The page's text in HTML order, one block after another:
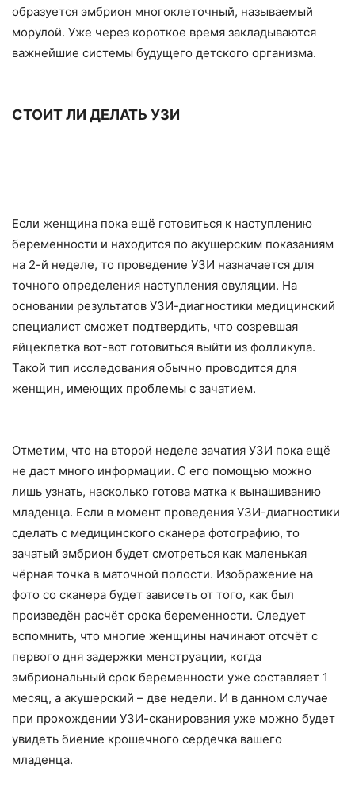
образуется эмбрион многоклеточный, называемый
морулой. Уже через короткое время закладываются
важнейшие системы будущего детского организма.
СТОИТ ЛИ ДЕЛАТЬ УЗИ
Если женщина пока ещё готовиться к наступлению
беременности и находится по акушерским показаниям
на 2-й неделе, то проведение УЗИ назначается для
точного определения наступления овуляции. На
основании результатов УЗИ-диагностики медицинский
специалист сможет подтвердить, что созревшая
яйцеклетка вот-вот готовиться выйти из фолликула.
Такой тип исследования обычно проводится для
женщин, имеющих проблемы с зачатием.
Отметим, что на второй неделе зачатия УЗИ пока ещё
не даст много информации. С его помощью можно
лишь узнать, насколько готова матка к вынашиванию
младенца. Если в момент проведения УЗИ-диагностики
сделать с медицинского сканера фотографию, то
зачатый эмбрион будет смотреться как маленькая
чёрная точка в маточной полости. Изображение на
фото со сканера будет зависеть от того, как был
произведён расчёт срока беременности. Следует
вспомнить, что многие женщины начинают отсчёт с
первого дня задержки менструации, когда
эмбриональный срок беременности уже составляет 1
месяц, а акушерский – две недели. И в данном случае
при прохождении УЗИ-сканирования уже можно будет
увидеть биение крошечного сердечка вашего
младенца.